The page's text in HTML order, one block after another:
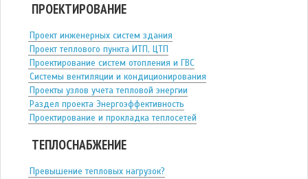
ПРОЕКТИРОВАНИЕ
Проект инженерных систем здания
Проект теплового пункта ИТП, ЦТП
Проектирование систем отопления и ГВС
Системы вентиляции и кондиционирования
Проекты узлов учета тепловой энергии
Раздел проекта Энергоэффективность
Проектирование и прокладка теплосетей
ТЕПЛОСНАБЖЕНИЕ
Превышение тепловых нагрузок?